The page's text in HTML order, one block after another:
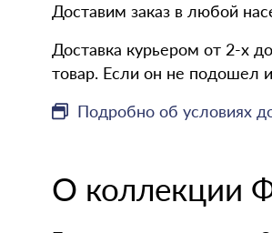
Доставим заказ в любой
Доставка курьером от 2-х
товар. Если он не подошел
Подробно об условиях
О коллекции